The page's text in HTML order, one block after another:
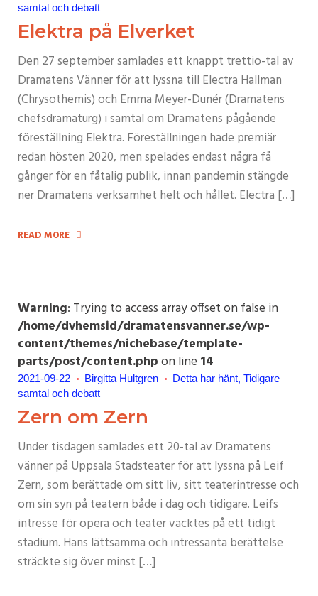
samtal och debatt
Elektra på Elverket
Den 27 september samlades ett knappt trettio-tal av
Dramatens Vänner för att lyssna till Electra Hallman
(Chrysothemis) och Emma Meyer-Dunér (Dramatens
chefsdramaturg) i samtal om Dramatens pågående
föreställning Elektra. Föreställningen hade premiär
redan hösten 2020, men spelades endast några få
gånger för en fåtalig publik, innan pandemin stängde
ner Dramatens verksamhet helt och hållet. Electra […]
READ MORE
Warning: Trying to access array offset on false in
/home/dvhemsid/dramatensvanner.se/wp-
content/themes/nichebase/template-
parts/post/content.phpon line 14
2021-09-22 Birgitta Hultgren Detta har hänt Tidigare
samtal och debatt
Zern om Zern
Under tisdagen samlades ett 20-tal av Dramatens
vänner på Uppsala Stadsteater för att lyssna på Leif
Zern, som berättade om sitt liv, sitt teaterintresse och
om sin syn på teatern både i dag och tidigare. Leifs
intresse för opera och teater väcktes på ett tidigt
stadium. Hans lättsamma och intressanta berättelse
sträckte sig över minst […]